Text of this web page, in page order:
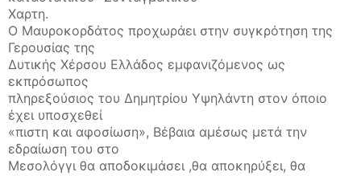
Χαρτη.
Ο Μαυροκορδάτος προχωράει στην συγκρότηση της
Γερουσίας της
Δυτικής Χέρσου Ελλάδος εμφανιζόμενος ως
εκπρόσωπος
πληρεξούσιος του Δημητρίου Υψηλάντη στον όποιο
έχει υποσχεθεί
«πιστη και αφοσίωση», Βέβαια αμέσως μετά την
εδραίωση του στο
Μεσολόγγι θα αποδοκιμάσει ,θα αποκηρύξει, θα